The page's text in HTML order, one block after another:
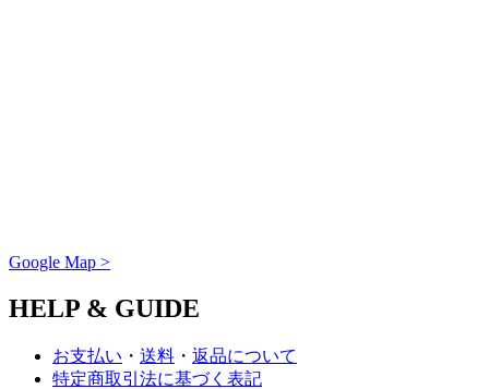
Google Map >
HELP & GUIDE
お支払い ・ 送料 ・ 返品について
特定商取引法に基づく表記